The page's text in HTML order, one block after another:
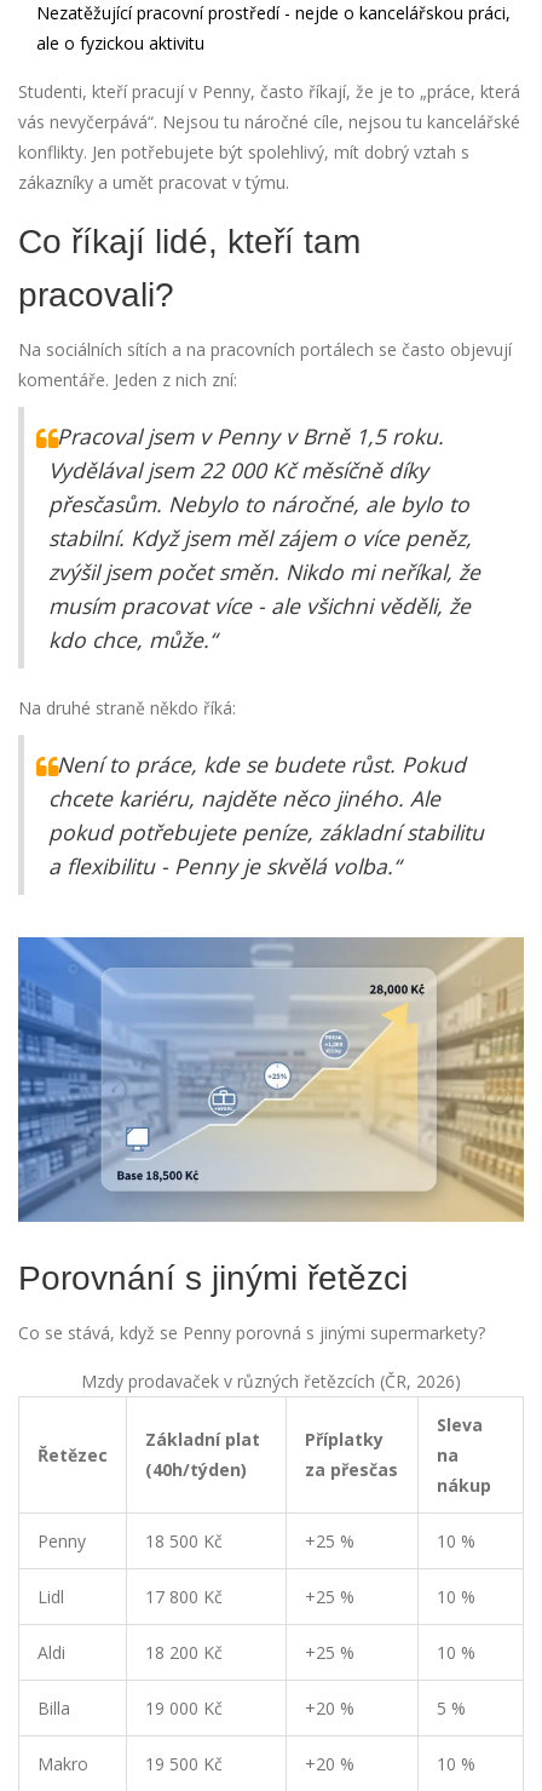
Nezatěžující pracovní prostředí - nejde o kancelářskou práci,
ale o fyzickou aktivitu
Studenti, kteří pracují v Penny, často říkají, že je to „práce, která
vás nevyčerpává“. Nejsou tu náročné cíle, nejsou tu kancelářské
konflikty. Jen potřebujete být spolehlivý, mít dobrý vztah s
zákazníky a umět pracovat v týmu.
Co říkají lidé, kteří tam
pracovali?
Na sociálních sítích a na pracovních portálech se často objevují
komentáře. Jeden z nich zní:
„Pracoval jsem v Penny v Brně 1,5 roku.
Vydělával jsem 22 000 Kč měsíčně díky
přesčasům. Nebylo to náročné, ale bylo to
stabilní. Když jsem měl zájem o více peněz,
zvýšil jsem počet směn. Nikdo mi neříkal, že
musím pracovat více - ale všichni věděli, že
kdo chce, může.“
Na druhé straně někdo říká:
„Není to práce, kde se budete růst. Pokud
chcete kariéru, najděte něco jiného. Ale
pokud potřebujete peníze, základní stabilitu
a flexibilitu - Penny je skvělá volba.“
Porovnání s jinými řetězci
Co se stává, když se Penny porovná s jinými supermarkety?
Mzdy prodavaček v různých řetězcích (ČR, 2026)
Řetězec
Základní plat
(40h/týden)
Příplatky
za přesčas
Sleva
na
nákup
Penny 18 500 Kč +25 % 10 %
Lidl 17 800 Kč +25 % 10 %
Aldi 18 200 Kč +25 % 10 %
Billa 19 000 Kč +20 % 5 %
Makro 19 500 Kč +20 % 10 %